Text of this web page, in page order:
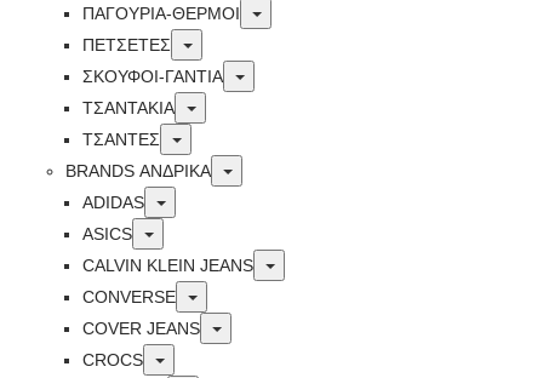
ΠΑΓΟΥΡΙΑ-ΘΕΡΜΟΙ
Toggle
ΠΕΤΣΈΤΕΣ
Toggle
ΣΚΟΥΦΟΙ-ΓΑΝΤΙΑ
Toggle
ΤΣΑΝΤΑΚΙΑ
Toggle
ΤΣΑΝΤΕΣ
Toggle
BRANDS ΑΝΔΡΙΚΆ
Toggle
ADIDAS
Toggle
ASICS
Toggle
CALVIN KLEIN JEANS
Toggle
CONVERSE
Toggle
COVER JEANS
Toggle
CROCS
Toggle